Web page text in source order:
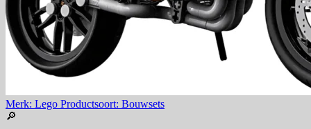
Merk: Lego Productsoort: Bouwsets
🔎